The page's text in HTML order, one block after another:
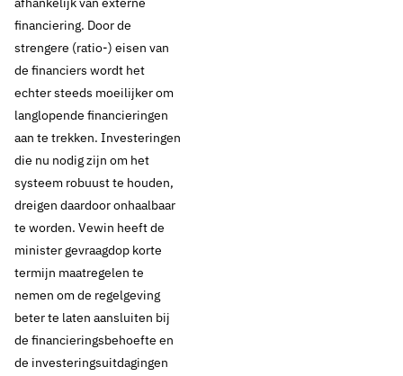
financiering. Door de
strengere (ratio-) eisen van
de financiers wordt het
echter steeds moeilijker om
langlopende financieringen
aan te trekken. Investeringen
die nu nodig zijn om het
systeem robuust te houden,
dreigen daardoor onhaalbaar
te worden. Vewin heeft de
minister gevraagdop korte
termijn maatregelen te
nemen om de regelgeving
beter te laten aansluiten bij
de financieringsbehoefte en
de investeringsuitdagingen